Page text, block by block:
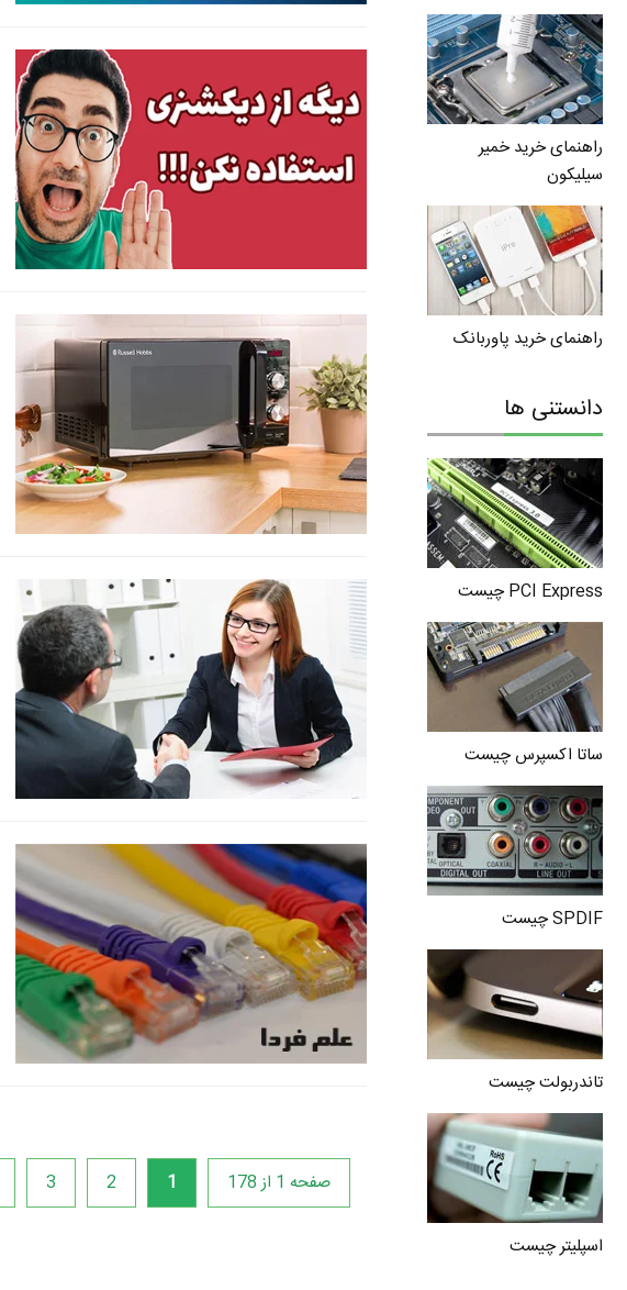
راهنمای خرید خمیر
سیلیکون
راهنمای خرید پاوربانک
دانستنی ها
PCI Express چیست
ساتا اکسپرس چیست
SPDIF چیست
تاندربولت چیست
اسپلیتر چیست
صفحه 1 از 178 1
2
3